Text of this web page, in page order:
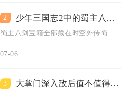
2 少年三国志2中的蜀主八剑宝箱怎么得到
蜀主八剑宝箱全部藏在时空外传蜀主八剑专属副本地图内，副本总计...
07-06
3 大掌门深入敌后值不值得获得奖励